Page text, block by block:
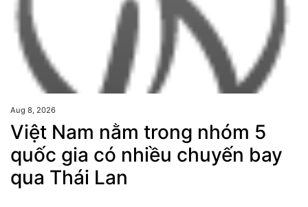
Aug 8, 2026
Việt Nam nằm trong nhóm 5
quốc gia có nhiều chuyến bay
qua Thái Lan